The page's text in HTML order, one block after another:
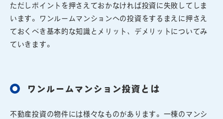
ただしポイントを押さえておかなければ投資に失敗してしま
います。ワンルームマンションへの投資をするまえに押さえ
ておくべき基本的な知識とメリット、デメリットについてみ
ていきます。
ワンルームマンション投資とは
不動産投資の物件には様々なものがあります。一棟のマンシ